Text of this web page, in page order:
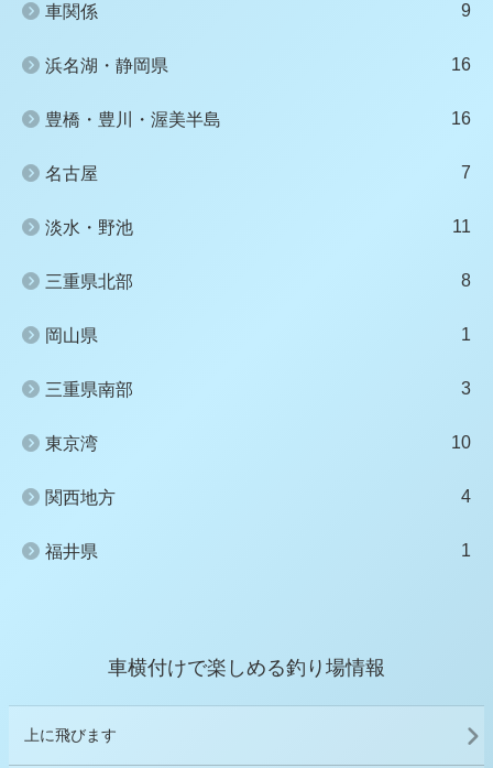
車関係 9
浜名湖・静岡県 16
豊橋・豊川・渥美半島 16
名古屋 7
淡水・野池 11
三重県北部 8
岡山県 1
三重県南部 3
東京湾 10
関西地方 4
福井県 1
車横付けで楽しめる釣り場情報
上に飛びます